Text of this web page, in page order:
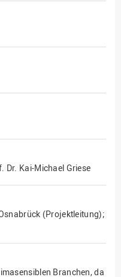
Dr. Kai-Michael Griese
(Projektleitung);
Branchen, da